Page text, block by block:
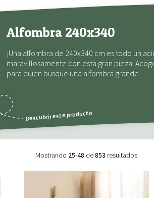
Alfombra 240x340
¡Una alfombra de 240x340 cm es todo un
maravillosamente con esta gran pieza.
para quien busque una alfombra grande.
Descubrir este producto
Mostrando 25-48 de853 resultados